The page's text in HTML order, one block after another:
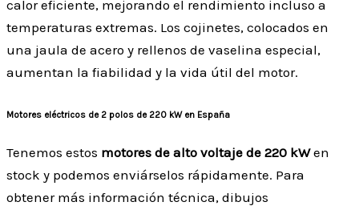
calor eficiente, mejorando el rendimiento incluso a
temperaturas extremas. Los cojinetes, colocados en
una jaula de acero y rellenos de vaselina especial,
aumentan la fiabilidad y la vida útil del motor.
Motores eléctricos de 2 polos de 220 kW en España
Tenemos estos motores de alto voltaje de 220 kWen
stock y podemos enviárselos rápidamente. Para
obtener más información técnica, dibujos